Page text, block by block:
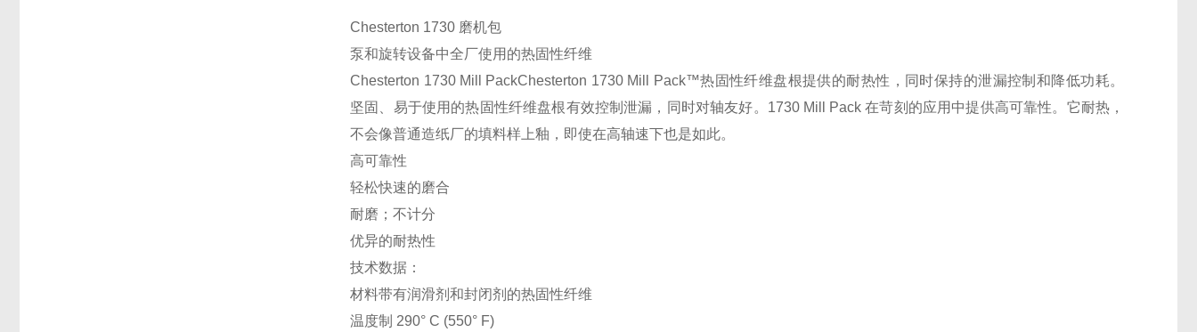
Chesterton 1730 磨机包
泵和旋转设备中全厂使用的热固性纤维
Chesterton 1730 Mill PackChesterton 1730 Mill Pack™热固性纤维盘根提供的耐热性，同时保持的泄漏控制和降低功耗。
坚固、易于使用的热固性纤维盘根有效控制泄漏，同时对轴友好。1730 Mill Pack 在苛刻 的应用中提供高可靠性。它耐热，
不会像普通造纸厂的填料样上釉，即使在高轴速下也是如此。
高可靠性
轻松快速的磨合
耐磨；不计分
优异的耐热性
技术数据：
材料带有润滑剂和封闭剂的热固性纤维
温度制 290° C (550° F)